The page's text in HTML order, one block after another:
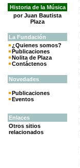
Historia de la Música
por Juan Bautista
Plaza
La Fundación
¿Quienes somos?
Publicaciones
Nolita de Plaza
Contáctenos
Novedades
Publicaciones
Eventos
Enlaces
Otros sitios
relacionados